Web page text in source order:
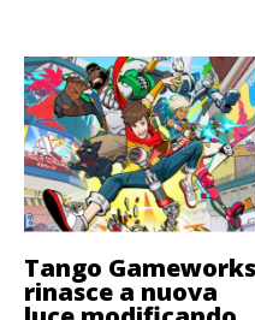
Tango Gameworks
rinasce a nuova